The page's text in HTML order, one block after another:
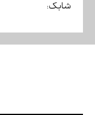
شابک: